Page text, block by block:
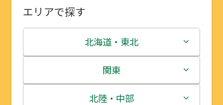
エリアで探す
北海道・東北
北海道
青森県
関東
茨城県
北陸・中部